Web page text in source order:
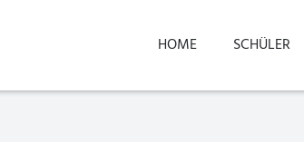
HOME SCHÜLER